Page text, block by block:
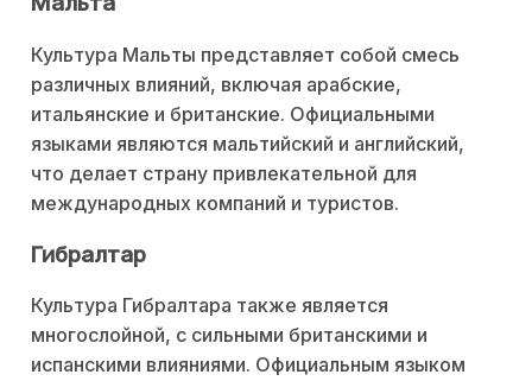
Культура Мальты представляет собой смесь
различных влияний, включая арабские,
итальянские и британские. Официальными
языками являются мальтийский и английский,
что делает страну привлекательной для
международных компаний и туристов.
Гибралтар
Культура Гибралтара также является
многослойной, с сильными британскими и
испанскими влияниями. Официальным языком